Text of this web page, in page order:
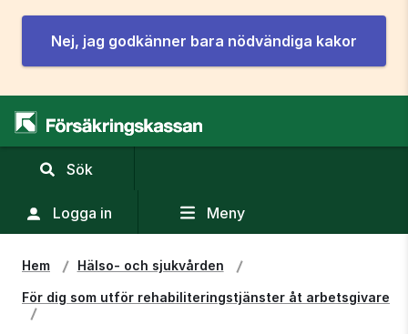
Nej, jag godkänner bara nödvändiga kakor
Sök
sökfält
Logga in Meny
Hem Hälso- och sjukvården
För dig som utför rehabiliteringstjänster åt arbetsgivare